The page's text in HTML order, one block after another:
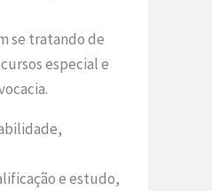
se tratando de
especial e
e estudo,